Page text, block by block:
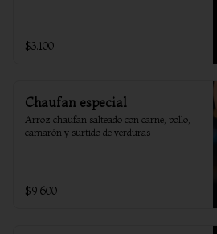
$3.100
Chaufan especial
Arroz chaufan salteado con carne, pollo,
camarón y surtido de verduras
$9.600